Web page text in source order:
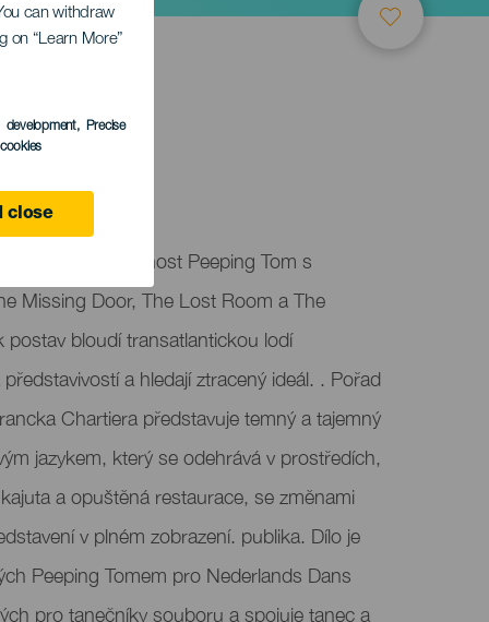
can withdraw
on “Learn More”
development, Precise
close
společnost Peeping Tom s
Missing Door, The Lost Room a The
postav bloudí transatlantickou lodí
a hledají ztracený ideál. . Pořad
Chartiera představuje temný a tajemný
jazykem, který se odehrává v prostředích,
a opuštěná restaurace, se změnami
v plném zobrazení. publika. Dílo je
Peeping Tomem pro Nederlands Dans
pro tanečníky souboru a spojuje tanec a